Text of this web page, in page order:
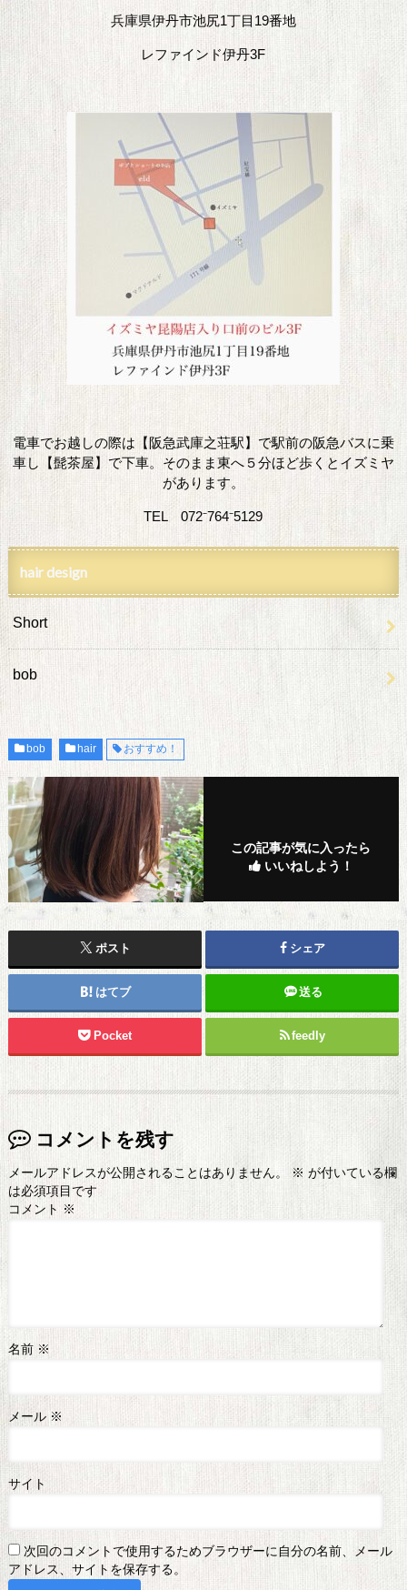
兵庫県伊丹市池尻1丁目19番地
レファインド伊丹3F
電車でお越しの際は【阪急武庫之荘駅】で駅前の阪急バスに乗
車し【髭茶屋】で下車。そのまま東へ５分ほど歩くとイズミヤ
があります。
TEL 072⁻764⁻5129
hair design
Short
bob
bob hair おすすめ！
この記事が気に入ったら
いいねしよう！
ポスト シェア
はてブ 送る
Pocket feedly
コメントを残す
メールアドレスが公開されることはありません。 ※ が付いている欄
は必須項目です
コメント ※
名前 ※
メール ※
サイト
次回のコメントで使用するためブラウザーに自分の名前、メール
アドレス、サイトを保存する。